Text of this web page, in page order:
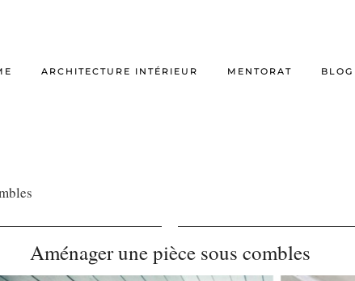
ARCHITECTURE INTÉRIEUR MENTORAT BLOG
Aménager une pièce sous combles